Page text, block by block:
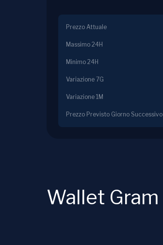
Prezzo Attuale
Massimo 24H
Minimo 24H
Variazione 7G
Variazione 1M
Prezzo Previsto Giorno Successivo
Wallet Gram